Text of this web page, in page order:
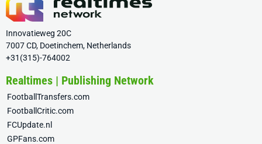
Innovatieweg 20C
7007 CD, Doetinchem, Netherlands
+31(315)-764002
Realtimes | Publishing Network
FootballTransfers.com
FootballCritic.com
FCUpdate.nl
GPFans.com